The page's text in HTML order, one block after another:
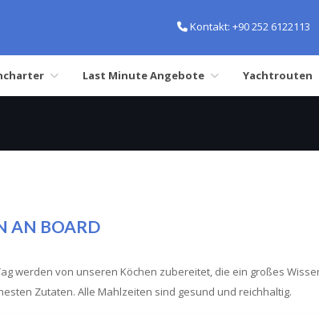
Kontakt: +90 252 6122113
Last Minute Angebote Yachtrouten
AN BOARD
werden von unseren Köchen zubereitet, die ein großes
Zutaten. Alle Mahlzeiten sind gesund und reichhaltig.